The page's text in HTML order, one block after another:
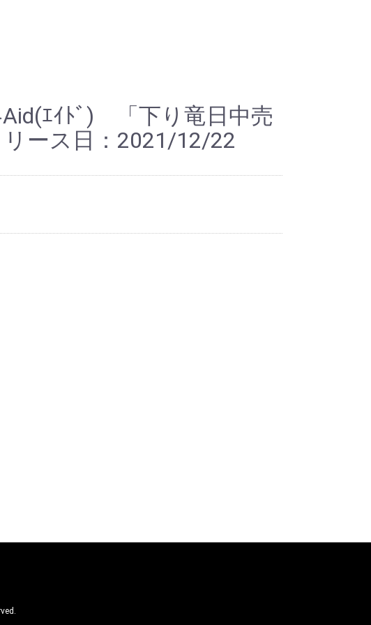
ｴｲﾄﾞ) 「下り竜日中売
ース日：2021/12/22